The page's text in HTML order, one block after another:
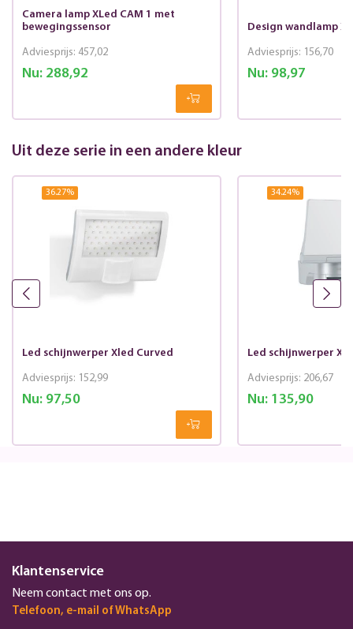
Camera lamp XLed CAM 1 met
bewegingssensor
Nu:288,92
Adviesprijs: 457,02
Design wandlamp
Nu:98,97
Adviesprijs: 156,70
Uit deze serie in een andere kleur
36.27%
Led schijnwerper Xled Curved
Nu:97,50
Adviesprijs: 152,99
34.24%
Led schijnwerper
Nu:135,90
Adviesprijs: 206,67
Klantenservice
Neem contact met ons op.
Telefoon, e-mail of WhatsApp